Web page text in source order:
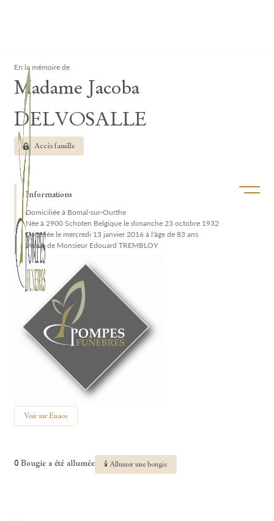
Ouvrir/
En la mémoire de
Madame Jacoba
DELVOSALLE
Accès famille
Informations
Domiciliée à Bomal-sur-Ourthe
Née à 2900 Schoten Belgique le dimanche 23 octobre 1932
Décédée le mercredi 13 janvier 2016 à l'âge de 83 ans
Veuve de Monsieur Edouard TREMBLOY
Voir sur Enaos
0 Bougie a été allumée 🕯 Allumer une bougie